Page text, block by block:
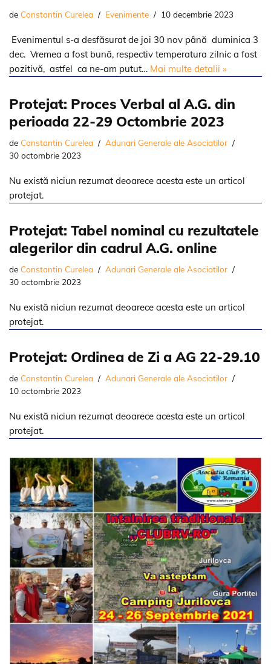
de Constantin Curelea Evenimente 10 decembrie 2023
Evenimentul s-a desfăsurat de joi 30 nov până duminica 3
dec. Vremea a fost bună, respectiv temperatura zilnic a fost
pozitivă, astfel ca ne-am putut… Mai multe detalii »
Protejat: Proces Verbal al A.G. din
perioada 22-29 Octombrie 2023
de Constantin Curelea
Adunari Generale ale Asociatilor
30 octombrie 2023
Nu există niciun rezumat deoarece acesta este un articol
protejat.
Protejat: Tabel nominal cu rezultatele
alegerilor din cadrul A.G. online
de Constantin Curelea
Adunari Generale ale Asociatilor
30 octombrie 2023
Nu există niciun rezumat deoarece acesta este un articol
protejat.
Protejat: Ordinea de Zi a AG 22-29.10
de Constantin Curelea
Adunari Generale ale Asociatilor
10 octombrie 2023
Nu există niciun rezumat deoarece acesta este un articol
protejat.